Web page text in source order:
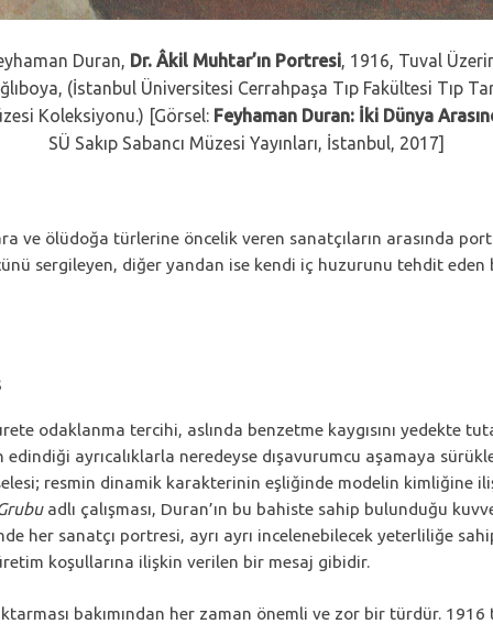
Duran, Dr. Âkil Muhtar’ın Portresi, 1916, Tuval
(İstanbul Üniversitesi Cerrahpaşa Tıp Fakültesi Tıp
Koleksiyonu.) [Görsel: Feyhaman Duran: İki Dünya
SÜ Sakıp Sabancı Müzesi Yayınları, İstanbul, 2017]
ve ölüdoğa türlerine öncelik veren sanatçıların arasında
sergileyen, diğer yandan ise kendi iç huzurunu tehdit eden
odaklanma tercihi, aslında benzetme kaygısını yedekte
edindiği ayrıcalıklarla neredeyse dışavurumcu aşamaya
resmin dinamik karakterinin eşliğinde modelin kimliğine
adlı çalışması, Duran’ın bu bahiste sahip bulunduğu
her sanatçı portresi, ayrı ayrı incelenebilecek yeterliliğe
koşullarına ilişkin verilen bir mesaj gibidir.
bakımından her zaman önemli ve zor bir türdür.